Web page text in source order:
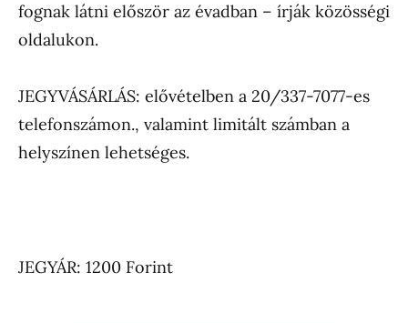
fognak látni először az évadban – írják közösségi
oldalukon.
JEGYVÁSÁRLÁS: elővételben a 20/337-7077-es
telefonszámon., valamint limitált számban a
helyszínen lehetséges.
JEGYÁR: 1200 Forint